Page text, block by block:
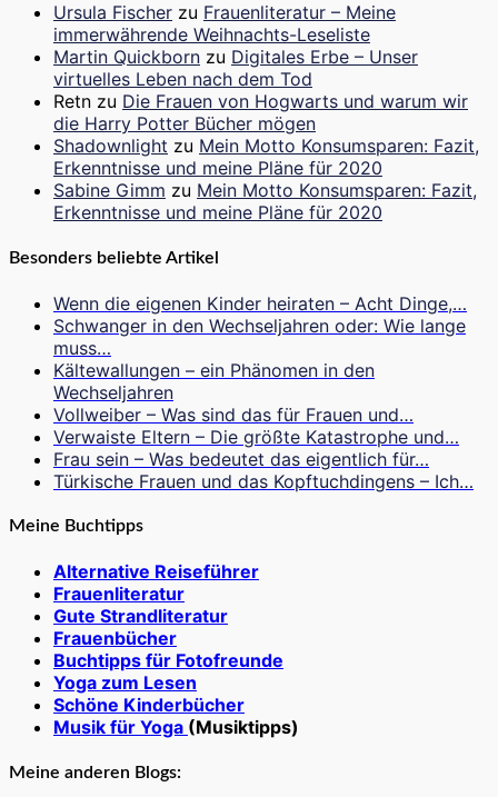
Ursula Fischer zu Frauenliteratur – Meine
immerwährende Weihnachts-Leseliste
Martin Quickborn zu Digitales Erbe – Unser
virtuelles Leben nach dem Tod
Retn zu Die Frauen von Hogwarts und warum wir
die Harry Potter Bücher mögen
Shadownlight zu Mein Motto Konsumsparen: Fazit,
Erkenntnisse und meine Pläne für 2020
Sabine Gimm zu Mein Motto Konsumsparen: Fazit,
Erkenntnisse und meine Pläne für 2020
Besonders beliebte Artikel
Wenn die eigenen Kinder heiraten – Acht Dinge,…
Schwanger in den Wechseljahren oder: Wie lange
muss…
Kältewallungen – ein Phänomen in den
Wechseljahren
Vollweiber – Was sind das für Frauen und…
Verwaiste Eltern – Die größte Katastrophe und…
Frau sein – Was bedeutet das eigentlich für…
Türkische Frauen und das Kopftuchdingens – Ich…
Meine Buchtipps
Alternative Reiseführer
Frauenliteratur
Gute Strandliteratur
Frauenbücher
Buchtipps für Fotofreunde
Yoga zum Lesen
Schöne Kinderbücher
Musik für Yoga (Musiktipps)
Meine anderen Blogs: